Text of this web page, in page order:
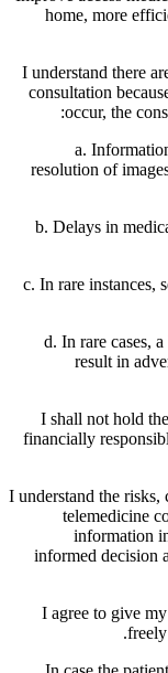
home, more
I understand there
consultation
occur, the
a.
resolution of
b. Delays in
c. In rare instances,
d. In rare cases,
result in
I shall not hold
financially
I understand the risks,
telemedicine
information
informed decision
I agree to give